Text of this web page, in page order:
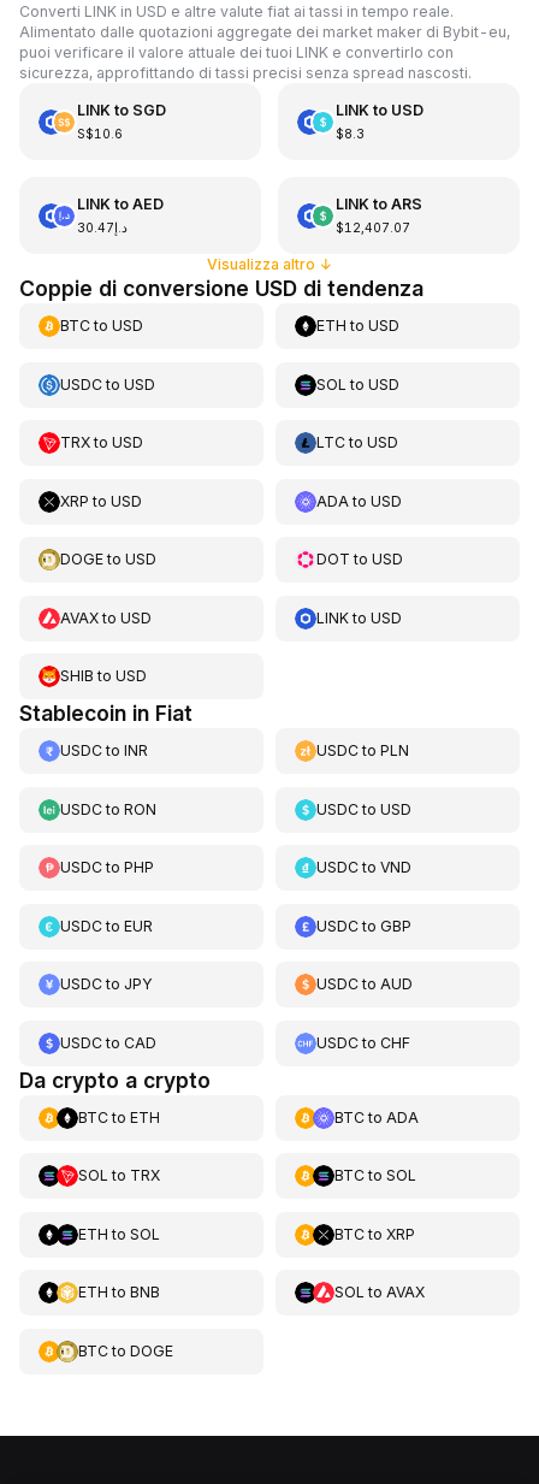
Converti LINK in USD e altre valute fiat ai tassi in tempo reale.
Alimentato dalle quotazioni aggregate dei market maker di Bybit-eu,
puoi verificare il valore attuale dei tuoi LINK e convertirlo con
sicurezza, approfittando di tassi precisi senza spread nascosti.
LINKto SGD
S$10.6
LINKto USD
$8.3
LINKto AED
د.إ30.47
LINKto ARS
$12,407.07
Visualizza altro ↓
Coppie di conversione USD di tendenza
BTCto USD ETH toUSD
USDCto USD SOL toUSD
TRXto USD LTCtoUSD
XRP to USD ADA toUSD
DOGEto USD DOT toUSD
AVAXto USD LINKtoUSD
SHIB to USD
Stablecoin in Fiat
USDCto INR USDCtoPLN
USDCto RON USDCtoUSD
USDCto PHP USDCtoVND
USDCto EUR USDCtoGBP
USDCto JPY USDCtoAUD
USDCto CAD USDCtoCHF
Da crypto a crypto
BTCto ETH BTCto ADA
SOL to TRX BTCto SOL
ETH to SOL BTCto XRP
ETH to BNB SOL to AVAX
BTCto DOGE